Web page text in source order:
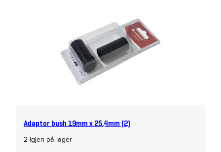
Adaptor bush 19mm x 25,4mm (2)
2 igjen på lager